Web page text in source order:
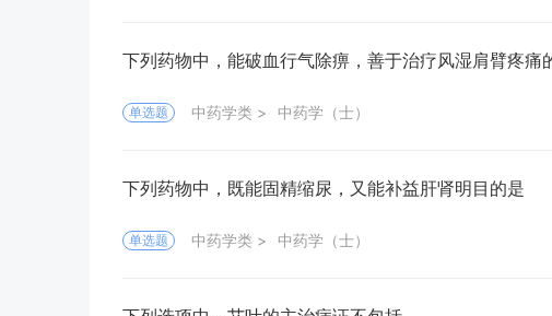
下列药物中，能破血行气除痹，善于治疗风湿肩臂疼痛
单选题 中药学类 中药学（士）
下列药物中，既能固精缩尿，又能补益肝肾明目的是
单选题 中药学类 中药学（士）